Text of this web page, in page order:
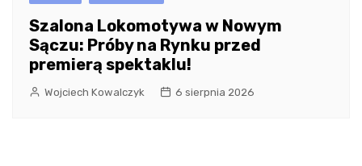
Szalona Lokomotywa w Nowym
Sączu: Próby na Rynku przed
premierą spektaklu!
Wojciech Kowalczyk 6 sierpnia 2026